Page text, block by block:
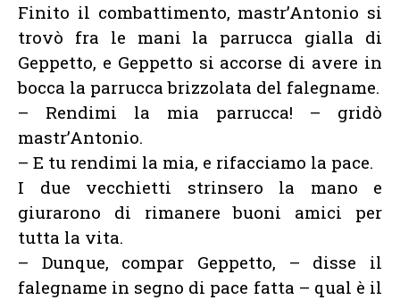
Finito il combattimento, mastr’Antonio si
trovò fra le mani la parrucca gialla di
Geppetto, e Geppetto si accorse di avere in
bocca la parrucca brizzolata del falegname.
– Rendimi la mia parrucca! – gridò
mastr’Antonio.
– E tu rendimi la mia, e rifacciamo la pace.
I due vecchietti strinsero la mano e
giurarono di rimanere buoni amici per
tutta la vita.
– Dunque, compar Geppetto, – disse il
falegname in segno di pace fatta – qual è il